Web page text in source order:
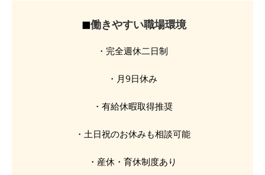
◼︎働きやすい職場環境
・完全週休二日制
・月9日休み
・有給休暇取得推奨
・土日祝のお休みも相談可能
・産休・育休制度あり